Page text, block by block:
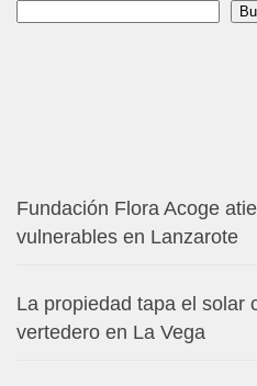
Fundación Flora Acoge
vulnerables en Lanzarote
La propiedad tapa el solar
vertedero en La Vega